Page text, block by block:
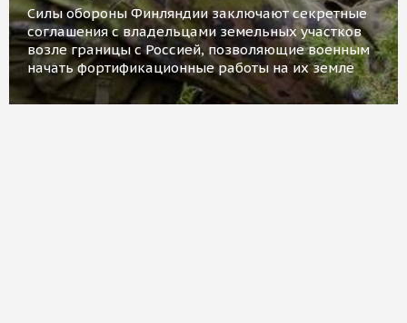
Силы обороны Финляндии заключают секретные
соглашения с владельцами земельных участков
возле границы с Россией, позволяющие военным
начать фортификационные работы на их земле